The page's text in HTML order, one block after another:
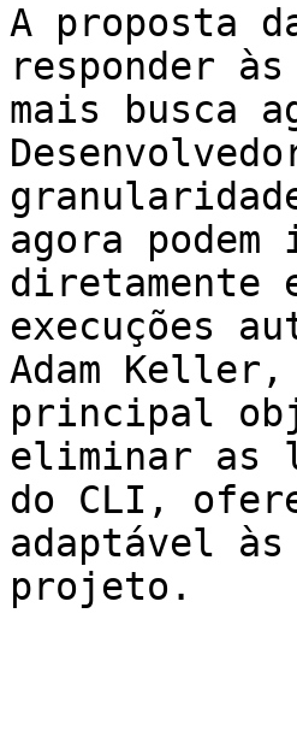
A proposta
responder às
mais busca
agora
diretamente
execuções
Adam
principal
eliminar as
do CLI,
adaptável
projeto.